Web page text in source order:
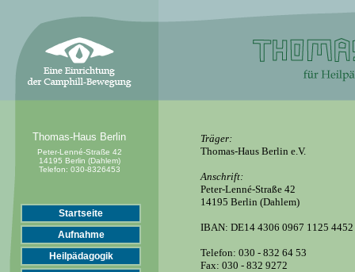
Thomas-Haus Berlin
Peter-Lenné-Straße 42
14195 Berlin (Dahlem)
Telefon: 030-8326453
Startseite
Aufnahme
Heilpädagogik
Träger:
Thomas-Haus Berlin e.V.
Anschrift:
Peter-Lenné-Straße 42
14195 Berlin (Dahlem)
IBAN: DE14 4306 0967 1125
Telefon: 030 - 832 64 53
Fax: 030 - 832 9272